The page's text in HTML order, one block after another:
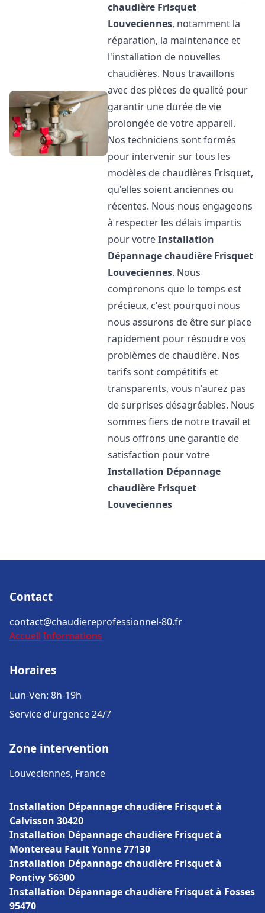
chaudière Frisquet
Louveciennes, notamment la
réparation, la maintenance et
l'installation de nouvelles
chaudières. Nous travaillons
avec des pièces de qualité pour
garantir une durée de vie
prolongée de votre appareil.
Nos techniciens sont formés
pour intervenir sur tous les
modèles de chaudières Frisquet,
qu'elles soient anciennes ou
récentes. Nous nous engageons
à respecter les délais impartis
pour votreInstallation
Dépannage chaudière Frisquet
Louveciennes. Nous
comprenons que le temps est
précieux, c'est pourquoi nous
nous assurons de être sur place
rapidement pour résoudre vos
problèmes de chaudière. Nos
tarifs sont compétitifs et
transparents, vous n'aurez pas
de surprises désagréables. Nous
sommes fiers de notre travail et
nous offrons une garantie de
satisfaction pour votre
Installation Dépannage
chaudière Frisquet
Louveciennes
Contact
contact@chaudiereprofessionnel-80.fr
Accueil Informations
Horaires
Lun-Ven: 8h-19h
Service d'urgence 24/7
Zone intervention
Louveciennes, France
Installation Dépannage chaudière Frisquet à
Calvisson 30420
Installation Dépannage chaudière Frisquet à
Montereau Fault Yonne 77130
Installation Dépannage chaudière Frisquet à
Pontivy 56300
Installation Dépannage chaudière Frisquet à Fosses
95470